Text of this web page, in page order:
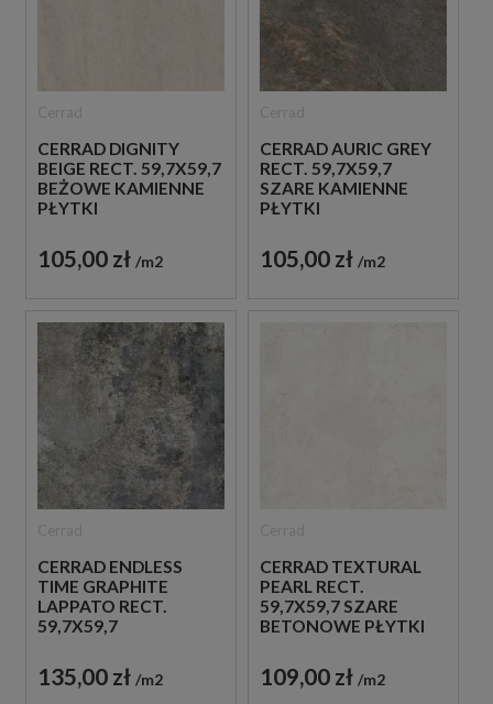
CERRAD DIGNITY
BEIGE RECT. 59,7X59,7
BEŻOWE KAMIENNE
PŁYTKI
105,00 zł m2
CERRAD AURIC GREY
RECT. 59,7X59,7
SZARE KAMIENNE
PŁYTKI
105,00 zł m2
CERRAD ENDLESS
TIME GRAPHITE
LAPPATO RECT.
59,7X59,7
KAMIENNE PŁYTKI
135,00 zł m2
CERRAD TEXTURAL
PEARL RECT.
59,7X59,7 SZARE
BETONOWE PŁYTKI
109,00 zł m2